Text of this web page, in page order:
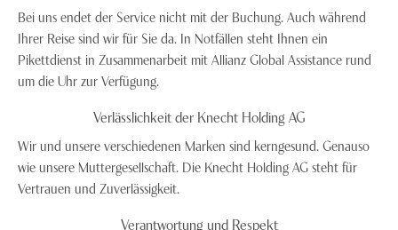
Bei uns endet der Service nicht mit der Buchung. Auch während
Ihrer Reise sind wir für Sie da. In Notfällen steht Ihnen ein
Pikettdienst in Zusammenarbeit mit Allianz Global Assistance rund
um die Uhr zur Verfügung.
Verlässlichkeit der Knecht Holding AG
Wir und unsere verschiedenen Marken sind kerngesund. Genauso
wie unsere Muttergesellschaft. Die Knecht Holding AG steht für
Vertrauen und Zuverlässigkeit.
Verantwortung und Respekt